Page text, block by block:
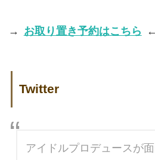
→ お取り置き予約はこちら ←
Twitter
アイドルプロデュースが